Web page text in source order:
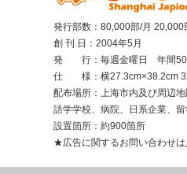
発行部数：80,000部/月 20,000
創 刊 日：2004年5月
発 行：毎週金曜日 年間50
仕 様：横27.3cm×38.2cm
配布場所：上海市内及び周辺
語学学校、病院、日系企業、
設置箇所：約900箇所
★広告に関するお問い合わせは